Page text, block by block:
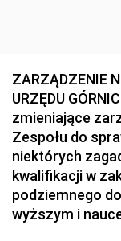
Środowiska
Dziennik
Gospodarki
Dziennik
Gospodarki
Dziennik
ZARZĄDZENIE
URZĘDU
zmieniające
Zespołu do
niektórych
kwalifikacji w
podziemnego
wyższym i